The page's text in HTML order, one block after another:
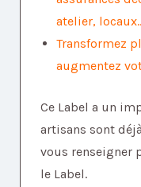
atelier,
Transformez
augmentez
Ce Label a un
artisans sont
vous renseigner
le Label.